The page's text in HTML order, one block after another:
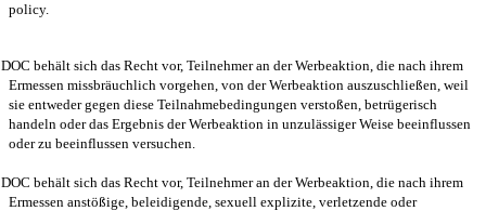
policy.
DOC behält sich das Recht vor, Teilnehmer an der Werbeaktion, die nach ihrem
Ermessen missbräuchlich vorgehen, von der Werbeaktion auszuschließen, weil
sie entweder gegen diese Teilnahmebedingungen verstoßen, betrügerisch
handeln oder das Ergebnis der Werbeaktion in unzulässiger Weise beeinflussen
oder zu beeinflussen versuchen.
DOC behält sich das Recht vor, Teilnehmer an der Werbeaktion, die nach ihrem
Ermessen anstößige, beleidigende, sexuell explizite, verletzende oder